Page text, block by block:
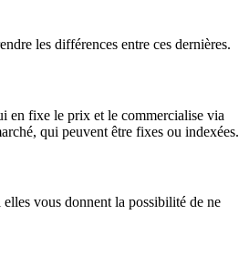
les différences entre ces dernières.
en fixe le prix et le commercialise via
qui peuvent être fixes ou indexées.
vous donnent la possibilité de ne